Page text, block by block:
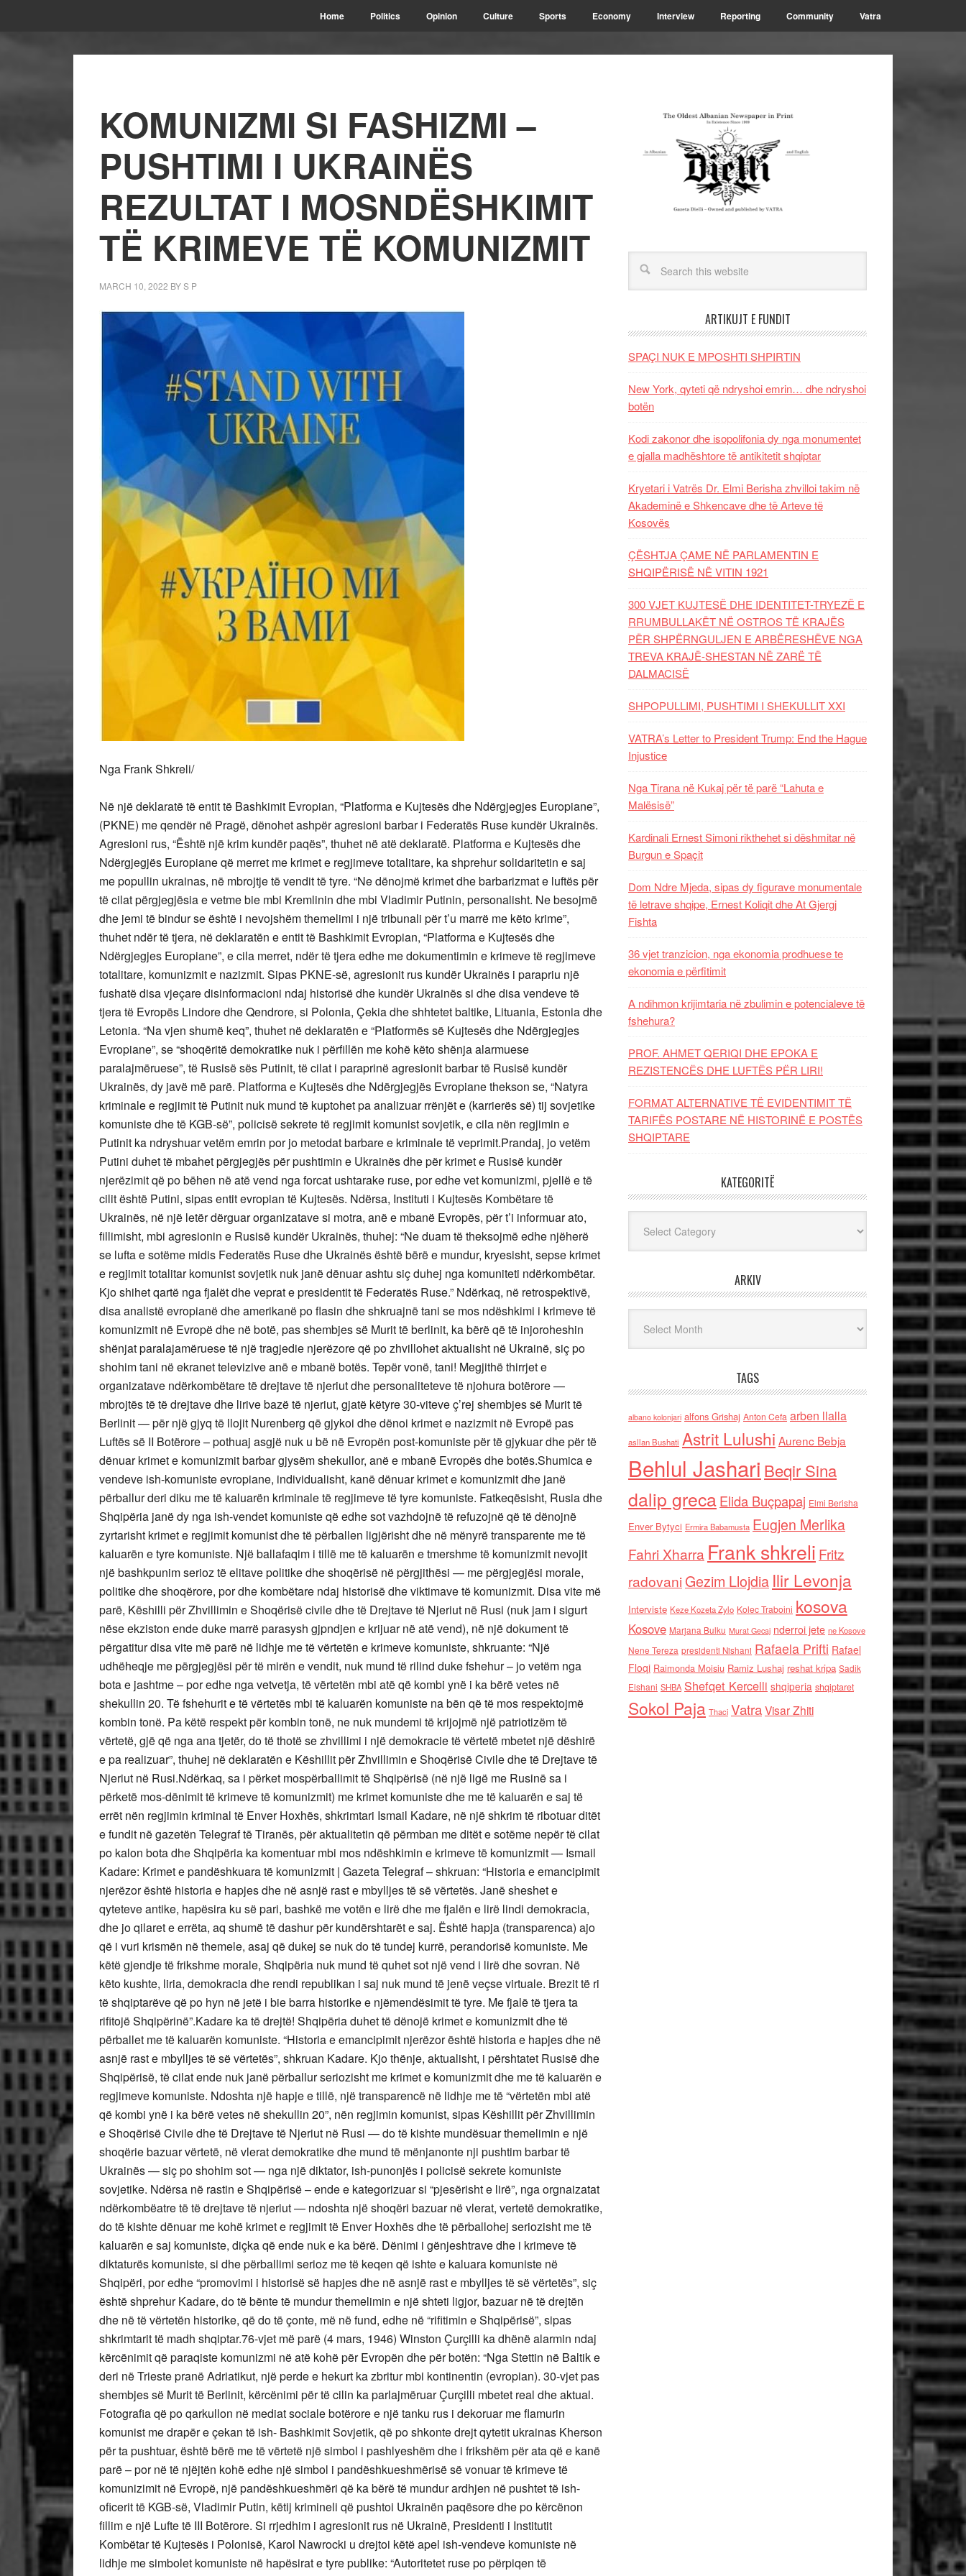
Home Politics Opinion Culture Sports Economy Interview Reporting Community Vatra
KOMUNIZMI SI FASHIZMI –
PUSHTIMI I UKRAINËS
REZULTAT I MOSNDËSHKIMIT
TË KRIMEVE TË KOMUNIZMIT
MARCH 10, 2022 BYS P
Nga Frank Shkreli/
Në një deklaratë të entit të Bashkimit Evropian, “Platforma e Kujtesës dhe Ndërgjegjes Europiane”, (PKNE) me qendër në Pragë, dënohet ashpër agresioni barbar i Federatës Ruse kundër Ukrainës. Agresioni rus, “Është një krim kundër paqës”, thuhet në atë deklaratë. Platforma e Kujtesës dhe Ndërgjegjës Europiane që merret me krimet e regjimeve totalitare, ka shprehur solidaritetin e saj me popullin ukrainas, në mbrojtje të vendit të tyre. “Ne dënojmë krimet dhe barbarizmat e luftës për të cilat përgjegjësia e vetme bie mbi Kremlinin dhe mbi Vladimir Putinin, personalisht. Ne besojmë dhe jemi të bindur se është i nevojshëm themelimi i një tribunali për t’u marrë me këto krime”, thuhet ndër të tjera, në deklaratën e entit të Bashkimit Evropian, “Platforma e Kujtesës dhe Ndërgjegjes Europiane”, e cila merret, ndër të tjera edhe me dokumentimin e krimeve të regjimeve totalitare, komunizmit e nazizmit. Sipas PKNE-së, agresionit rus kundër Ukrainës i parapriu një fushatë disa vjeçare disinformacioni ndaj historisë dhe kundër Ukrainës si dhe disa vendeve të tjera të Evropës Lindore dhe Qendrore, si Polonia, Çekia dhe shhtetet baltike, Lituania, Estonia dhe Letonia. “Na vjen shumë keq”, thuhet në deklaratën e “Platformës së Kujtesës dhe Ndërgjegjes Evropiane”, se “shoqëritë demokratike nuk i përfillën me kohë këto shënja alarmuese paralajmëruese”, të Rusisë sës Putinit, të cilat i paraprinë agresionit barbar të Rusisë kundër Ukrainës, dy javë më parë. Platforma e Kujtesës dhe Ndërgjegjës Evropiane thekson se, “Natyra kriminale e regjimit të Putinit nuk mund të kuptohet pa analizuar rrënjët e (karrierës së) tij sovjetike komuniste dhe të KGB-së”, policisë sekrete të regjimit komunist sovjetik, e cila nën regjimin e Putinit ka ndryshuar vetëm emrin por jo metodat barbare e kriminale të veprimit.Prandaj, jo vetëm Putini duhet të mbahet përgjegjës për pushtimin e Ukrainës dhe për krimet e Rusisë kundër njerëzimit që po bëhen në atë vend nga forcat ushtarake ruse, por edhe vet komunizmi, pjellë e të cilit është Putini, sipas entit evropian të Kujtesës. Ndërsa, Instituti i Kujtesës Kombëtare të Ukrainës, në një letër dërguar organizatave si motra, anë e mbanë Evropës, për t’i informuar ato, fillimisht, mbi agresionin e Rusisë kundër Ukrainës, thuhej: “Ne duam të theksojmë edhe njëherë se lufta e sotëme midis Federatës Ruse dhe Ukrainës është bërë e mundur, kryesisht, sepse krimet e regjimit totalitar komunist sovjetik nuk janë dënuar ashtu siç duhej nga komuniteti ndërkombëtar. Kjo shihet qartë nga fjalët dhe veprat e presidentit të Federatës Ruse.” Ndërkaq, në retrospektivë, disa analistë evropianë dhe amerikanë po flasin dhe shkruajnë tani se mos ndëshkimi i krimeve të komunizmit në Evropë dhe në botë, pas shembjes së Murit të berlinit, ka bërë që të injoroheshin shënjat paralajamëruese të një tragjedie njerëzore që po zhvillohet aktualisht në Ukrainë, siç po shohim tani në ekranet televizive anë e mbanë botës. Tepër vonë, tani! Megjithë thirrjet e organizatave ndërkombëtare të drejtave të njeriut dhe personaliteteve të njohura botërore — mbrojtës të të drejtave dhe lirive bazë të njeriut, gjatë këtyre 30-viteve ç’rej shembjes së Murit të Berlinit — për një gjyq të llojit Nurenberg që gjykoi dhe dënoi krimet e nazizmit në Evropë pas Luftës së II Botërore – pothuaj asgjë nuk u bë në Evropën post-komuniste për të gjykuar dhe për të dënuar krimet e komunizmit barbar gjysëm shekullor, anë e mbanë Evropës dhe botës.Shumica e vendeve ish-komuniste evropiane, individualisht, kanë dënuar krimet e komunizmit dhe janë përballur deri diku me të kaluarën kriminale të regjimeve të tyre komuniste. Fatkeqësisht, Rusia dhe Shqipëria janë dy nga ish-vendet komuniste që edhe sot vazhdojnë të refuzojnë që të dënojnë zyrtarisht krimet e regjimit komunist dhe të përballen ligjërisht dhe në mënyrë transparente me të kaluarën e tyre komuniste. Një ballafaqim i tillë me të kaluarën e tmershme të komunizmit nevojit një bashkpunim serioz të elitave politike dhe shoqërisë në përgjithësi — me përgjegjësi morale, politike dhe shoqërore, por dhe kombëtare ndaj historisë dhe viktimave të komunizmit. Disa vite më parë, Këshilli për Zhvillimin e Shoqërisë civile dhe të Drejtave të Njeriut në Rusi (nuk jam i sigurt nëse ekziston ende duke marrë parasysh gjpndjen e krijuar në atë vend), në një dokument të përgatitur disa vite më parë në lidhje me të vërtetën e krimeve komuniste, shkruante: “Një udhëheqje me përgjegjësi për të mirën e vendit, nuk mund të rilind duke fshehur – jo vetëm nga bota e jashtme – por edhe nga vetvetja, të vërtetën mbi atë që kombi ynë i ka bërë vetes në shekullin 20. Të fshehurit e të vërtetës mbi të kaluarën komuniste na bën që të mos respektojmë kombin tonë. Pa këtë respekt për kombin tonë, ne nuk mundemi të krijojmë një patriotizëm të vërtetë, gjë që nga ana tjetër, do të thotë se zhvillimi i një demokracie të vërtetë mbetet një dëshirë e pa realizuar”, thuhej në deklaratën e Këshillit për Zhvillimin e Shoqërisë Civile dhe të Drejtave të Njeriut në Rusi.Ndërkaq, sa i përket mospërballimit të Shqipërisë (në një ligë me Rusinë sa i përketë mos-dënimit të krimeve të komunizmit) me krimet komuniste dhe me të kaluarën e saj të errët nën regjimin kriminal të Enver Hoxhës, shkrimtari Ismail Kadare, në një shkrim të ribotuar ditët e fundit në gazetën Telegraf të Tiranës, për aktualitetin që përmban me ditët e sotëme nepër të cilat po kalon bota dhe Shqipëria ka komentuar mbi mos ndëshkimin e krimeve të komunizmit — Ismail Kadare: Krimet e pandëshkuara të komunizmit | Gazeta Telegraf – shkruan: “Historia e emancipimit njerëzor është historia e hapjes dhe në asnjë rast e mbylljes të së vërtetës. Janë sheshet e qyteteve antike, hapësira ku së pari, bashkë me votën e lirë dhe me fjalën e lirë lindi demokracia, dhe jo qilaret e errëta, aq shumë të dashur për kundërshtarët e saj. Është hapja (transparenca) ajo që i vuri krismën në themele, asaj që dukej se nuk do të tundej kurrë, perandorisë komuniste. Me këtë gjendje të frikshme morale, Shqipëria nuk mund të quhet sot një vend i lirë dhe sovran. Në këto kushte, liria, demokracia dhe rendi republikan i saj nuk mund të jenë veçse virtuale. Brezit të ri të shqiptarëve që po hyn në jetë i bie barra historike e njëmendësimit të tyre. Me fjalë të tjera ta rifitojë Shqipërinë”.Kadare ka të drejtë! Shqipëria duhet të dënojë krimet e komunizmit dhe të përballet me të kaluarën komuniste. “Historia e emancipimit njerëzor është historia e hapjes dhe në asnjë rast e mbylljes të së vërtetës”, shkruan Kadare. Kjo thënje, aktualisht, i përshtatet Rusisë dhe Shqipërisë, të cilat ende nuk janë përballur seriozisht me krimet e komunizmit dhe me të kaluarën e regjimeve komuniste. Ndoshta një hapje e tillë, një transparencë në lidhje me të “vërtetën mbi atë që kombi ynë i ka bërë vetes në shekullin 20”, nën regjimin komunist, sipas Këshillit për Zhvillimin e Shoqërisë Civile dhe të Drejtave të Njeriut në Rusi — do të kishte mundësuar themelimin e një shoqërie bazuar vërtetë, në vlerat demokratike dhe mund të mënjanonte nji pushtim barbar të Ukrainës — siç po shohim sot — nga një diktator, ish-punonjës i policisë sekrete komuniste sovjetike. Ndërsa në rastin e Shqipërisë – ende e kategorizuar si “pjesërisht e lirë”, nga orgnaizatat ndërkombëatre të të drejtave të njeriut — ndoshta një shoqëri bazuar në vlerat, vertetë demokratike, do të kishte dënuar me kohë krimet e regjimit të Enver Hoxhës dhe të përballohej seriozisht me të kaluarën e saj komuniste, diçka që ende nuk e ka bërë. Dënimi i gënjeshtrave dhe i krimeve të diktaturës komuniste, si dhe përballimi serioz me të keqen që ishte e kaluara komuniste në Shqipëri, por edhe “promovimi i historisë së hapjes dhe në asnjë rast e mbylljes të së vërtetës”, siç është shprehur Kadare, do të bënte të mundur themelimin e një shteti ligjor, bazuar në të drejtën dhe në të vërtetën historike, që do të çonte, më në fund, edhe në “rifitimin e Shqipërisë”, sipas shkrimtarit të madh shqiptar.76-vjet më parë (4 mars, 1946) Winston Çurçilli ka dhënë alarmin ndaj kërcënimit që paraqiste komunizmi në atë kohë për Evropën dhe për botën: “Nga Stettin në Baltik e deri në Trieste pranë Adriatikut, një perde e hekurt ka zbritur mbi kontinentin (evropian). 30-vjet pas shembjes së Murit të Berlinit, kërcënimi për të cilin ka parlajmëruar Çurçilli mbetet real dhe aktual. Fotografia që po qarkullon në mediat sociale botërore e një tanku rus i dekoruar me flamurin komunist me drapër e çekan të ish- Bashkimit Sovjetik, që po shkonte drejt qytetit ukrainas Kherson për ta pushtuar, është bërë me të vërtetë një simbol i pashlyeshëm dhe i frikshëm për ata që e kanë parë – por në të njëjtën kohë edhe një simbol i pandëshkueshmërisë së vonuar të krimeve të komunizimit në Evropë, një pandëshkueshmëri që ka bërë të mundur ardhjen në pushtet të ish-oficerit të KGB-së, Vladimir Putin, këtij krimineli që pushtoi Ukrainën paqësore dhe po kërcënon fillim e një Lufte të III Botërore. Si rrjedhim i agresionit rus në Ukrainë, Presidenti i Institutit Kombëtar të Kujtesës i Polonisë, Karol Nawrocki u drejtoi këtë apel ish-vendeve komuniste në lidhje me simbolet komuniste në hapësirat e tyre publike: “Autoritetet ruse po përpiqen të justifikojnë agresionin e tyre në Ukrainë duke përdorur argumente pseudohistorike dhe propagandën e njohur ç’prej periudhës së komunizmit duke glorifikuar traditën imperialiste të Rusisë dhe duke anashkaluar krimet e komunizmit sovjetik. Si rrjedhim, u bëjë thirrje autoriteteve të gjitha vendeve, sidomos atyre vendeve të ish-bllokut komunist që të shlyejnë nga hapësirat publike të gjithë emërat dhe simbolet që u referohen individëve, organizatave, ngjarjeve ose datave të periudhës komuniste.”Sikur bota të dëgjojonte këto thirrje! Vendet ish-komuniste të Evropës, përfshir edhe Shqipërinë, por pa përjashtuar edhe botën perëndimore, po të kishin dënuar gjenocidin dhe krimet e komunizmit kundër njerëzimit me një Nurenberg II, ashtu siç janë dënuar krimet e nazizmit nga Nurenberg I, jam i
ARTIKUJT E FUNDIT
SPAÇI NUK E MPOSHTI SHPIRTIN
New York, qyteti që ndryshoi emrin… dhe ndryshoi
botën
Kodi zakonor dhe isopolifonia dy nga monumentet
e gjalla madhështore të antikitetit shqiptar
Kryetari i Vatrës Dr. Elmi Berisha zhvilloi takim në
Akademinë e Shkencave dhe të Arteve të
Kosovës
ÇËSHTJA ÇAME NË PARLAMENTIN E
SHQIPËRISË NË VITIN 1921
300 VJET KUJTESË DHE IDENTITET-TRYEZË E
RRUMBULLAKËT NË OSTROS TË KRAJËS
PËR SHPËRNGULJEN E ARBËRESHËVE NGA
TREVA KRAJË-SHESTAN NË ZARË TË
DALMACISË
SHPOPULLIMI, PUSHTIMI I SHEKULLIT XXI
VATRA’s Letter to President Trump: End the Hague
Injustice
Nga Tirana në Kukaj për të parë “Lahuta e
Malësisë”
Kardinali Ernest Simoni rikthehet si dëshmitar në
Burgun e Spaçit
Dom Ndre Mjeda, sipas dy figurave monumentale
të letrave shqipe, Ernest Koliqit dhe At Gjergj
Fishta
36 vjet tranzicion, nga ekonomia prodhuese te
ekonomia e përfitimit
A ndihmon krijimtaria në zbulimin e potencialeve të
fshehura?
PROF. AHMET QERIQI DHE EPOKA E
REZISTENCЁS DHE LUFTЁS PЁR LIRI!
FORMAT ALTERNATIVE TË EVIDENTIMIT TË
TARIFËS POSTARE NË HISTORINË E POSTËS
SHQIPTARE
KATEGORITË
ARKIV
TAGS
albano kolonjari alfons Grishaj Anton Cefa arben llalla
asllan Bushati Astrit Lulushi Aurenc Bebja
Behlul Jashari Beqir Sina
dalip grecaElida Buçpapaj Elmi Berisha
Enver Bytyci Ermira Babamusta Eugjen Merlika
Fahri Xharra Frank shkreli Fritz
radovaniGezim Llojdia Ilir Levonja
Interviste Keze Kozeta Zylo Kolec Traboini kosova
Kosove Marjana Bulku Murat Gecaj nderroi jete ne Kosove
Nene Tereza presidenti Nishani Rafaela Prifti Rafael
Floqi Raimonda Moisiu Ramiz Lushaj reshat kripa Sadik
Elshani SHBA Shefqet Kercelli shqiperia shqiptaret
Sokol Paja Thaci VatraVisar Zhiti